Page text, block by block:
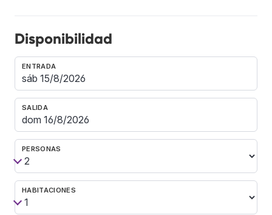
Disponibilidad
ENTRADA
SALIDA
PERSONAS
HABITACIONES